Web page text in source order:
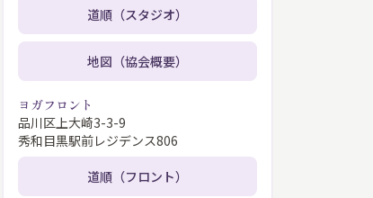
道順（スタジオ）
地図（協会概要）
ヨガフロント
品川区上大崎3-3-9
秀和目黒駅前レジデンス806
道順（フロント）